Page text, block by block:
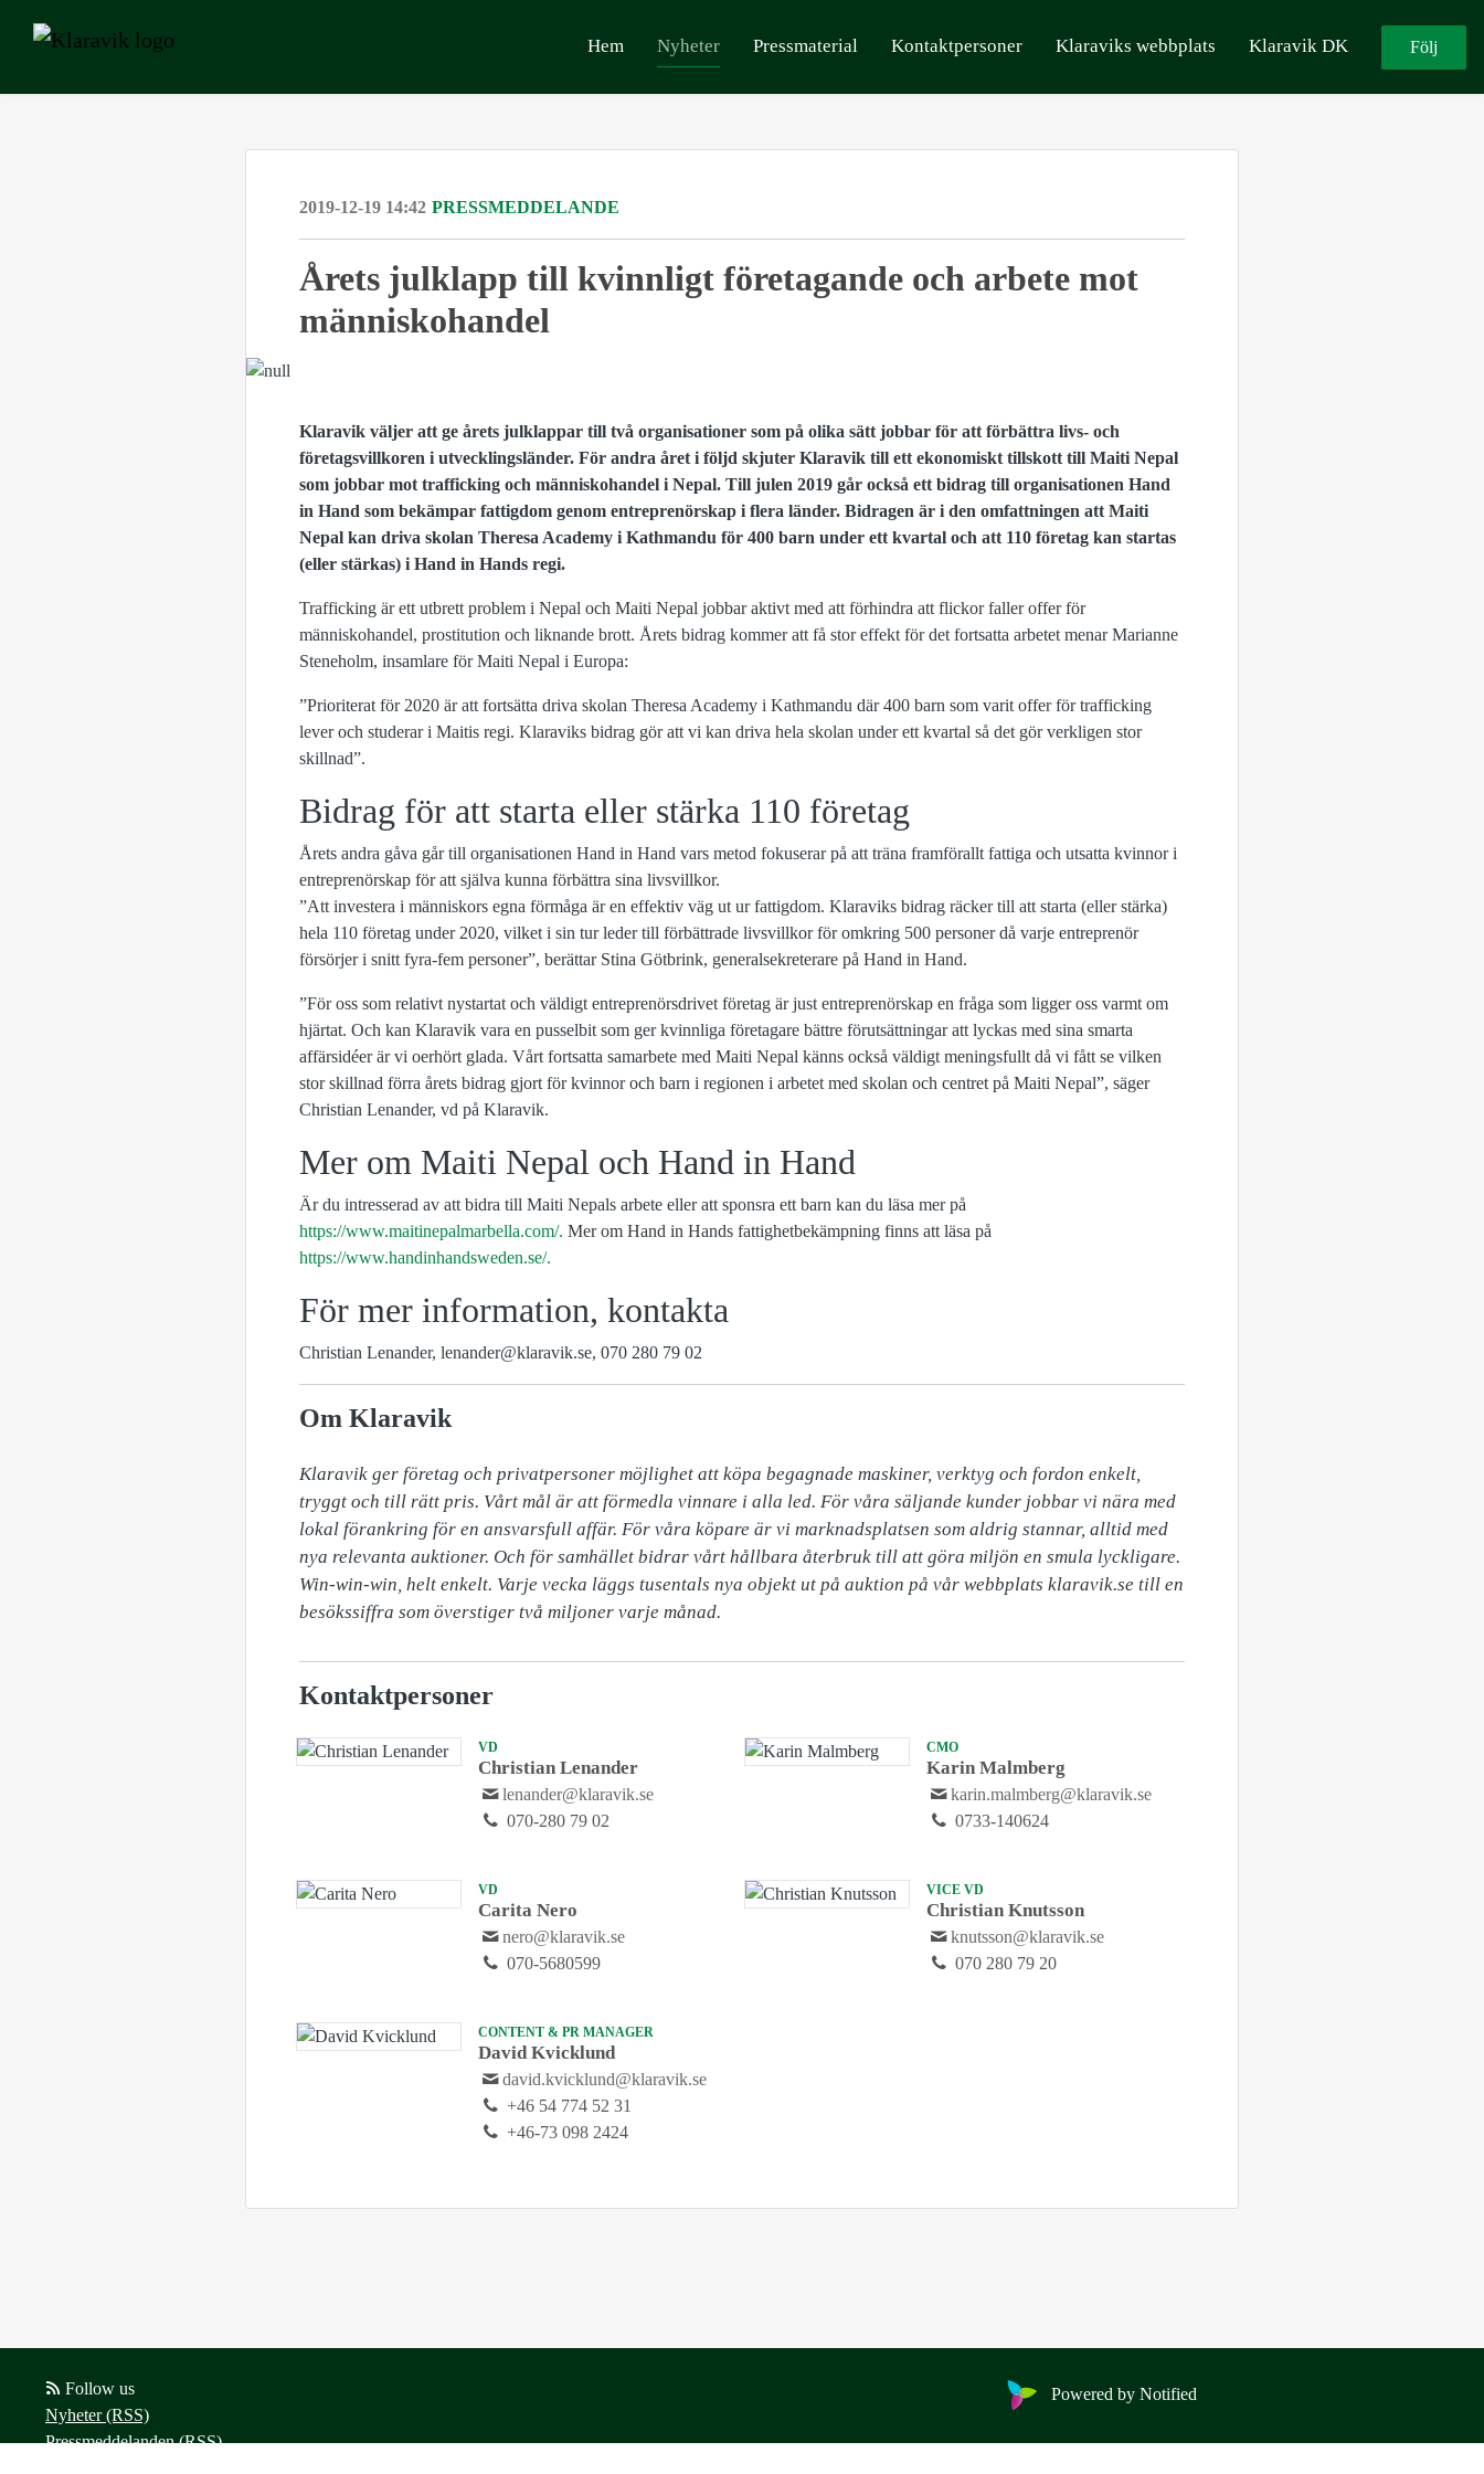
Hem Nyheter Pressmaterial Kontaktpersoner Klaraviks webbplats Klaravik DK Följ
2019-12-19 14:42 PRESSMEDDELANDE
Årets julklapp till kvinnligt företagande och arbete mot
människohandel
Klaravik väljer att ge årets julklappar till två organisationer som på olika sätt jobbar för att förbättra livs- och
företagsvillkoren i utvecklingsländer. För andra året i följd skjuter Klaravik till ett ekonomiskt tillskott till Maiti Nepal
som jobbar mot trafficking och människohandel i Nepal. Till julen 2019 går också ett bidrag till organisationen Hand
in Hand som bekämpar fattigdom genom entreprenörskap i flera länder. Bidragen är i den omfattningen att Maiti
Nepal kan driva skolan Theresa Academy i Kathmandu för 400 barn under ett kvartal och att 110 företag kan startas
(eller stärkas) i Hand in Hands regi.
Trafficking är ett utbrett problem i Nepal och Maiti Nepal jobbar aktivt med att förhindra att flickor faller offer för
människohandel, prostitution och liknande brott. Årets bidrag kommer att få stor effekt för det fortsatta arbetet menar Marianne
Steneholm, insamlare för Maiti Nepal i Europa:
”Prioriterat för 2020 är att fortsätta driva skolan Theresa Academy i Kathmandu där 400 barn som varit offer för trafficking
lever och studerar i Maitis regi. Klaraviks bidrag gör att vi kan driva hela skolan under ett kvartal så det gör verkligen stor
skillnad”.
Bidrag för att starta eller stärka 110 företag
Årets andra gåva går till organisationen Hand in Hand vars metod fokuserar på att träna framförallt fattiga och utsatta kvinnor i
entreprenörskap för att själva kunna förbättra sina livsvillkor.
”Att investera i människors egna förmåga är en effektiv väg ut ur fattigdom. Klaraviks bidrag räcker till att starta (eller stärka)
hela 110 företag under 2020, vilket i sin tur leder till förbättrade livsvillkor för omkring 500 personer då varje entreprenör
försörjer i snitt fyra-fem personer”, berättar Stina Götbrink, generalsekreterare på Hand in Hand.
”För oss som relativt nystartat och väldigt entreprenörsdrivet företag är just entreprenörskap en fråga som ligger oss varmt om
hjärtat. Och kan Klaravik vara en pusselbit som ger kvinnliga företagare bättre förutsättningar att lyckas med sina smarta
affärsidéer är vi oerhört glada. Vårt fortsatta samarbete med Maiti Nepal känns också väldigt meningsfullt då vi fått se vilken
stor skillnad förra årets bidrag gjort för kvinnor och barn i regionen i arbetet med skolan och centret på Maiti Nepal”, säger
Christian Lenander, vd på Klaravik.
Mer om Maiti Nepal och Hand in Hand
Är du intresserad av att bidra till Maiti Nepals arbete eller att sponsra ett barn kan du läsa mer på
https://www.maitinepalmarbella.com/. Mer om Hand in Hands fattighetbekämpning finns att läsa på
https://www.handinhandsweden.se/.
För mer information, kontakta
Christian Lenander, lenander@klaravik.se, 070 280 79 02
Om Klaravik
Klaravik ger företag och privatpersoner möjlighet att köpa begagnade maskiner, verktyg och fordon enkelt,
tryggt och till rätt pris. Vårt mål är att förmedla vinnare i alla led. För våra säljande kunder jobbar vi nära med
lokal förankring för en ansvarsfull affär. För våra köpare är vi marknadsplatsen som aldrig stannar, alltid med
nya relevanta auktioner. Och för samhället bidrar vårt hållbara återbruk till att göra miljön en smula lyckligare.
Win-win-win, helt enkelt. Varje vecka läggs tusentals nya objekt ut på auktion på vår webbplats klaravik.se till en
besökssiffra som överstiger två miljoner varje månad.
Kontaktpersoner
VD
Christian Lenander
lenander@klaravik.se
070-280 79 02
CMO
Karin Malmberg
karin.malmberg@klaravik.se
0733-140624
VD
Carita Nero
nero@klaravik.se
070-5680599
VICE VD
Christian Knutsson
knutsson@klaravik.se
070 280 79 20
CONTENT & PR MANAGER
David Kvicklund
david.kvicklund@klaravik.se
+46 54 774 52 31
+46-73 098 2424
Follow us
Nyheter (RSS)
Pressmeddelanden (RSS)
Powered by Notified